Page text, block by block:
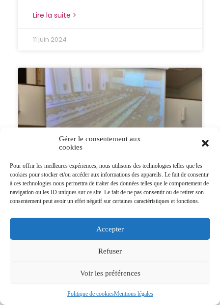
Gérer le consentement aux
cookies
Pour offrir les meilleures expériences, nous utilisons des technologies telles que les
cookies pour stocker et/ou accéder aux informations des appareils. Le fait de consentir
à ces technologies nous permettra de traiter des données telles que le comportement de
navigation ou les ID uniques sur ce site. Le fait de ne pas consentir ou de retirer son
consentement peut avoir un effet négatif sur certaines caractéristiques et fonctions.
Accepter
Refuser
Voir les préférences
Politique de cookiesMentions légales
Lire la suite >
11 juin 2024
ASSEMBLEE GENERALE DE
L’AFCNDH
En marge de la rencontre annuelle
organisée par l’Alliance mondiale des INDH
(GANHRI) à Genève, L’AFCNDH a tenu son
l’assemblée générale le 7 mai 2024, de
15 mai 2024